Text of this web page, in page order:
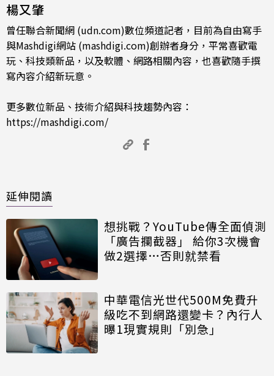
楊又肇
曾任聯合新聞網 (udn.com)數位頻道記者，目前為自由寫手
與Mashdigi網站 (mashdigi.com)創辦者身分，平常喜歡電
玩、科技類新品，以及軟體、網路相關內容，也喜歡隨手撰
寫內容介紹新玩意。
更多數位新品、技術介紹與科技趨勢內容：
https://mashdigi.com/
延伸閱讀
想挑戰？YouTube傳全面偵測
「廣告攔截器」 給你3次機會
做2選擇…否則就禁看
中華電信光世代500M免費升
級吃不到網路還變卡？內行人
曝1現實規則「別急」